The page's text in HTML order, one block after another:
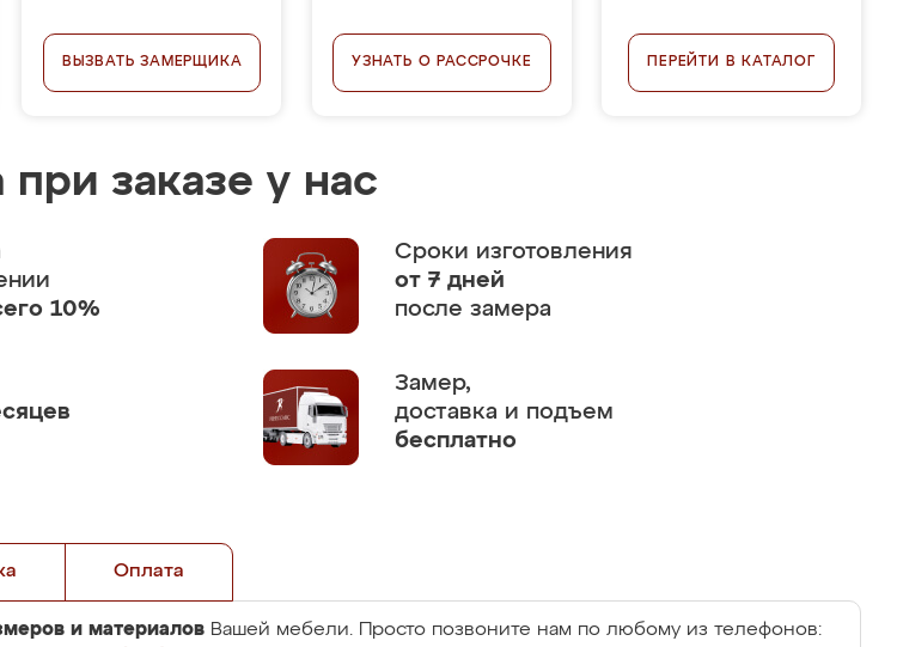
ВЫЗВАТЬ ЗАМЕРЩИКА УЗНАТЬ О РАССРОЧКЕ ПЕРЕЙТИ В КАТАЛОГ
при заказе у нас
10%
Сроки изготовления
от 7 дней
после замера
Замер,
доставка и подъем
бесплатно
Оплата
и материалов Вашей мебели. Просто позвоните нам по любому из телефонов: